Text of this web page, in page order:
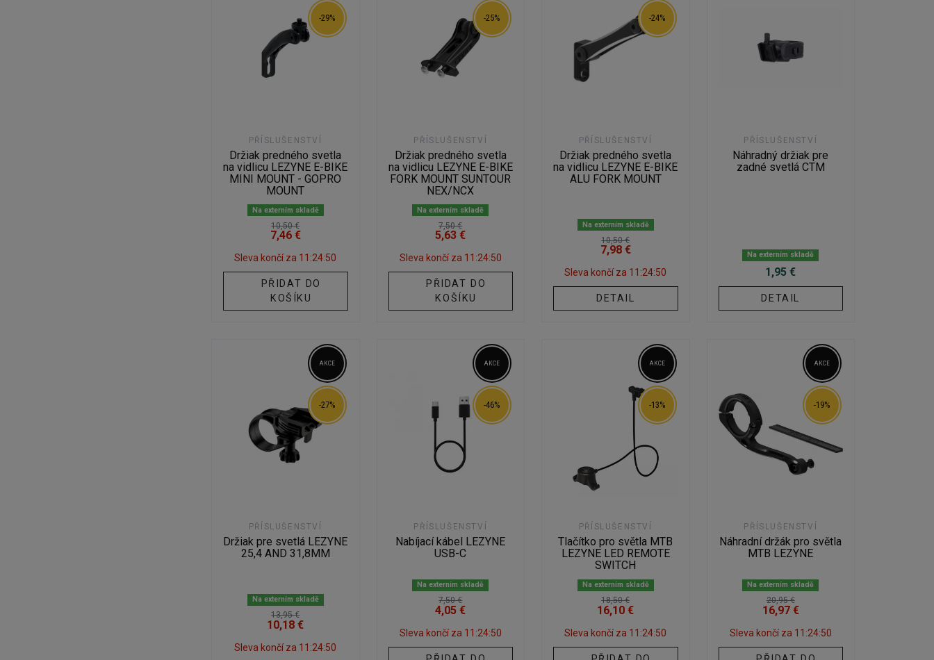
-29%
PŘÍSLUŠENSTVÍ
Držiak predného svetla
na vidlicu LEZYNE E-BIKE
MINI MOUNT - GOPRO
MOUNT
Na externím skladě
10,50 €
7,46 €
Sleva končí za 11:24:49
PŘIDAT DO
KOŠÍKU
-25%
PŘÍSLUŠENSTVÍ
Držiak predného svetla
na vidlicu LEZYNE E-BIKE
FORK MOUNT SUNTOUR
NEX/NCX
Na externím skladě
7,50 €
5,63 €
Sleva končí za 11:24:49
PŘIDAT DO
KOŠÍKU
-24%
PŘÍSLUŠENSTVÍ
Držiak predného svetla
na vidlicu LEZYNE E-BIKE
ALU FORK MOUNT
Na externím skladě
10,50 €
7,98 €
Sleva končí za 11:24:49
DETAIL
PŘÍSLUŠENSTVÍ
Náhradný držiak pre
zadné svetlá CTM
Na externím skladě
1,95 €
DETAIL
AKCE
-27%
PŘÍSLUŠENSTVÍ
Držiak pre svetlá LEZYNE
25,4 AND 31,8MM
Na externím skladě
13,95 €
10,18 €
Sleva končí za 11:24:49
AKCE
-46%
PŘÍSLUŠENSTVÍ
Nabíjací kábel LEZYNE
USB-C
Na externím skladě
7,50 €
4,05 €
Sleva končí za 11:24:49
AKCE
-13%
PŘÍSLUŠENSTVÍ
Tlačítko pro světla MTB
LEZYNE LED REMOTE
SWITCH
Na externím skladě
18,50 €
16,10 €
Sleva končí za 11:24:49
AKCE
-19%
PŘÍSLUŠENSTVÍ
Náhradní držák pro světla
MTB LEZYNE
Na externím skladě
20,95 €
16,97 €
Sleva končí za 11:24:49